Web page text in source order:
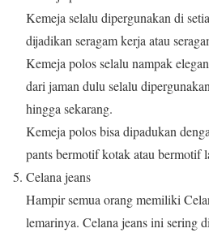
Kemeja selalu dipergunakan di
dijadikan seragam kerja atau
Kemeja polos selalu nampak
dari jaman dulu selalu
hingga sekarang.
Kemeja polos bisa dipadukan
pants bermotif kotak atau bermotif
Celana jeans
Hampir semua orang memiliki
lemarinya. Celana jeans ini sering